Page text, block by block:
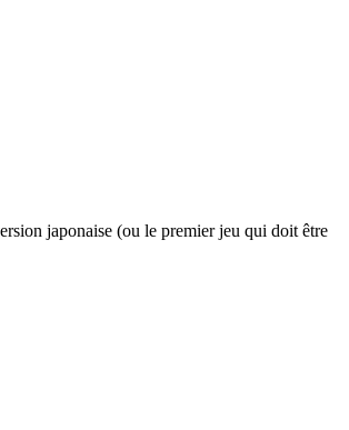
japonaise (ou le premier jeu qui doit être